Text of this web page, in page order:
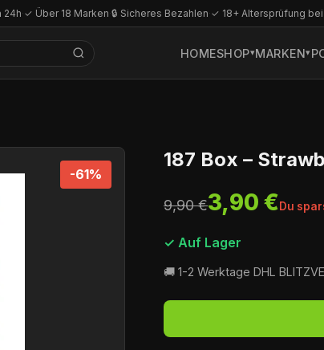
24h·✓ Über 18 Marken·🔒 Sicheres Bezahlen·✓ 18+ Altersprüfung
HOMESHOP MARKEN
-61%
187 Box –
9,90 €3,90 €Du
✓ Auf Lager
🚚 1-2 Werktage DHL